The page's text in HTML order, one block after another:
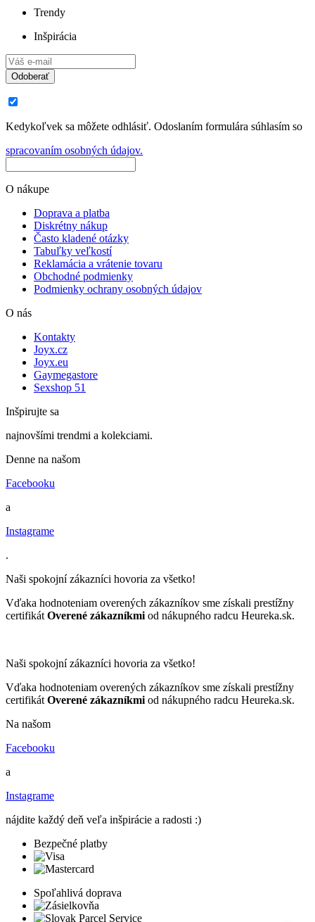
Trendy
Inšpirácia
Odoberať
Kedykoľvek sa môžete odhlásiť. Odoslaním formulára súhlasím so
spracovaním osobných údajov.
O nákupe
Doprava a platba
Diskrétny nákup
Často kladené otázky
Tabuľky veľkostí
Reklamácia a vrátenie tovaru
Obchodné podmienky
Podmienky ochrany osobných údajov
O nás
Kontakty
Joyx.cz
Joyx.eu
Gaymegastore
Sexshop 51
Inšpirujte sa
najnovšími trendmi a kolekciami.
Denne na našom
Facebooku
a
Instagrame
.
Naši spokojní zákazníci hovoria za všetko!
Vďaka hodnoteniam overených zákazníkov sme získali prestížny
certifikát Overené zákazníkmi od nákupného radcu Heureka.sk.
Naši spokojní zákazníci hovoria za všetko!
Vďaka hodnoteniam overených zákazníkov sme získali prestížny
certifikát Overené zákazníkmi od nákupného radcu Heureka.sk.
Na našom
Facebooku
a
Instagrame
nájdite každý deň veľa inšpirácie a radosti :)
Bezpečné platby
Spoľahlivá doprava